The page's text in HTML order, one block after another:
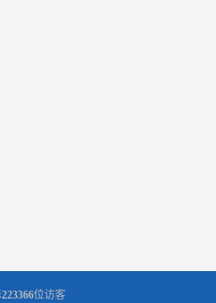
223366位访客